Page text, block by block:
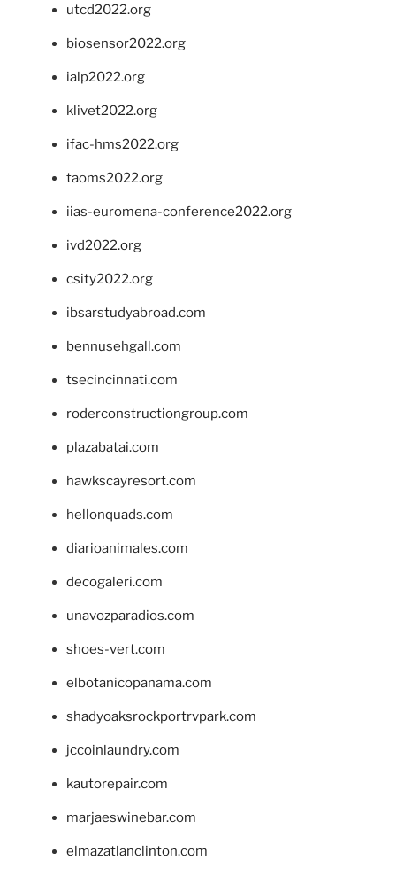
utcd2022.org
biosensor2022.org
ialp2022.org
klivet2022.org
ifac-hms2022.org
taoms2022.org
iias-euromena-conference2022.org
ivd2022.org
csity2022.org
ibsarstudyabroad.com
bennusehgall.com
tsecincinnati.com
roderconstructiongroup.com
plazabatai.com
hawkscayresort.com
hellonquads.com
diarioanimales.com
decogaleri.com
unavozparadios.com
shoes-vert.com
elbotanicopanama.com
shadyoaksrockportrvpark.com
jccoinlaundry.com
kautorepair.com
marjaeswinebar.com
elmazatlanclinton.com